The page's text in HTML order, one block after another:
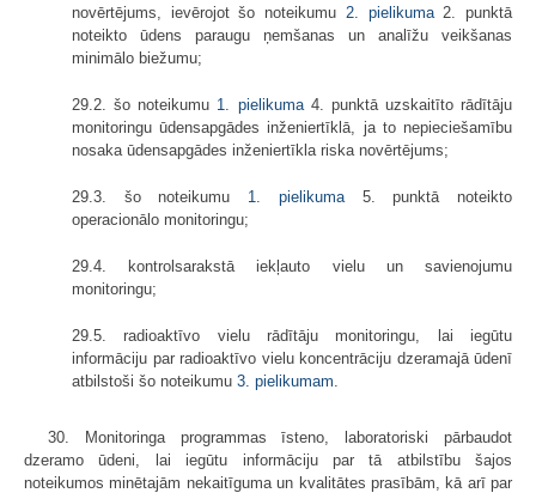
novērtējums, ievērojot šo noteikumu 2. pielikuma2. punktā
noteikto ūdens paraugu ņemšanas un analīžu veikšanas
minimālo biežumu;
29.2. šo noteikumu 1. pielikuma4. punktā uzskaitīto rādītāju
monitoringu ūdensapgādes inženiertīklā, ja to nepieciešamību
nosaka ūdensapgādes inženiertīkla riska novērtējums;
29.3. šo noteikumu 1. pielikuma5. punktā noteikto
operacionālo monitoringu;
29.4. kontrolsarakstā iekļauto vielu un savienojumu
monitoringu;
29.5. radioaktīvo vielu rādītāju monitoringu, lai iegūtu
informāciju par radioaktīvo vielu koncentrāciju dzeramajā ūdenī
atbilstoši šo noteikumu 3. pielikumam
30. Monitoringa programmas īsteno, laboratoriski pārbaudot
dzeramo ūdeni, lai iegūtu informāciju par tā atbilstību šajos
noteikumos minētajām nekaitīguma un kvalitātes prasībām, kā arī par